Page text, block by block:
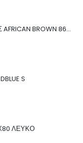
LINO ΠΕΤΣΕΤΑ ΘΑΛΑΣΣΗΣ AFRICAN BROWN 86X160
S
ΛΕΥΚΟ